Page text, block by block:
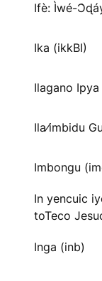
Ifè: Ìwé-
Ika (ikkBI)
Ilagano Ipya
Ila⁄imbidu
Imbongu
In yencuic
toTeco
Inga (inb)